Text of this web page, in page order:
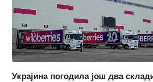
Украјина погодила још два